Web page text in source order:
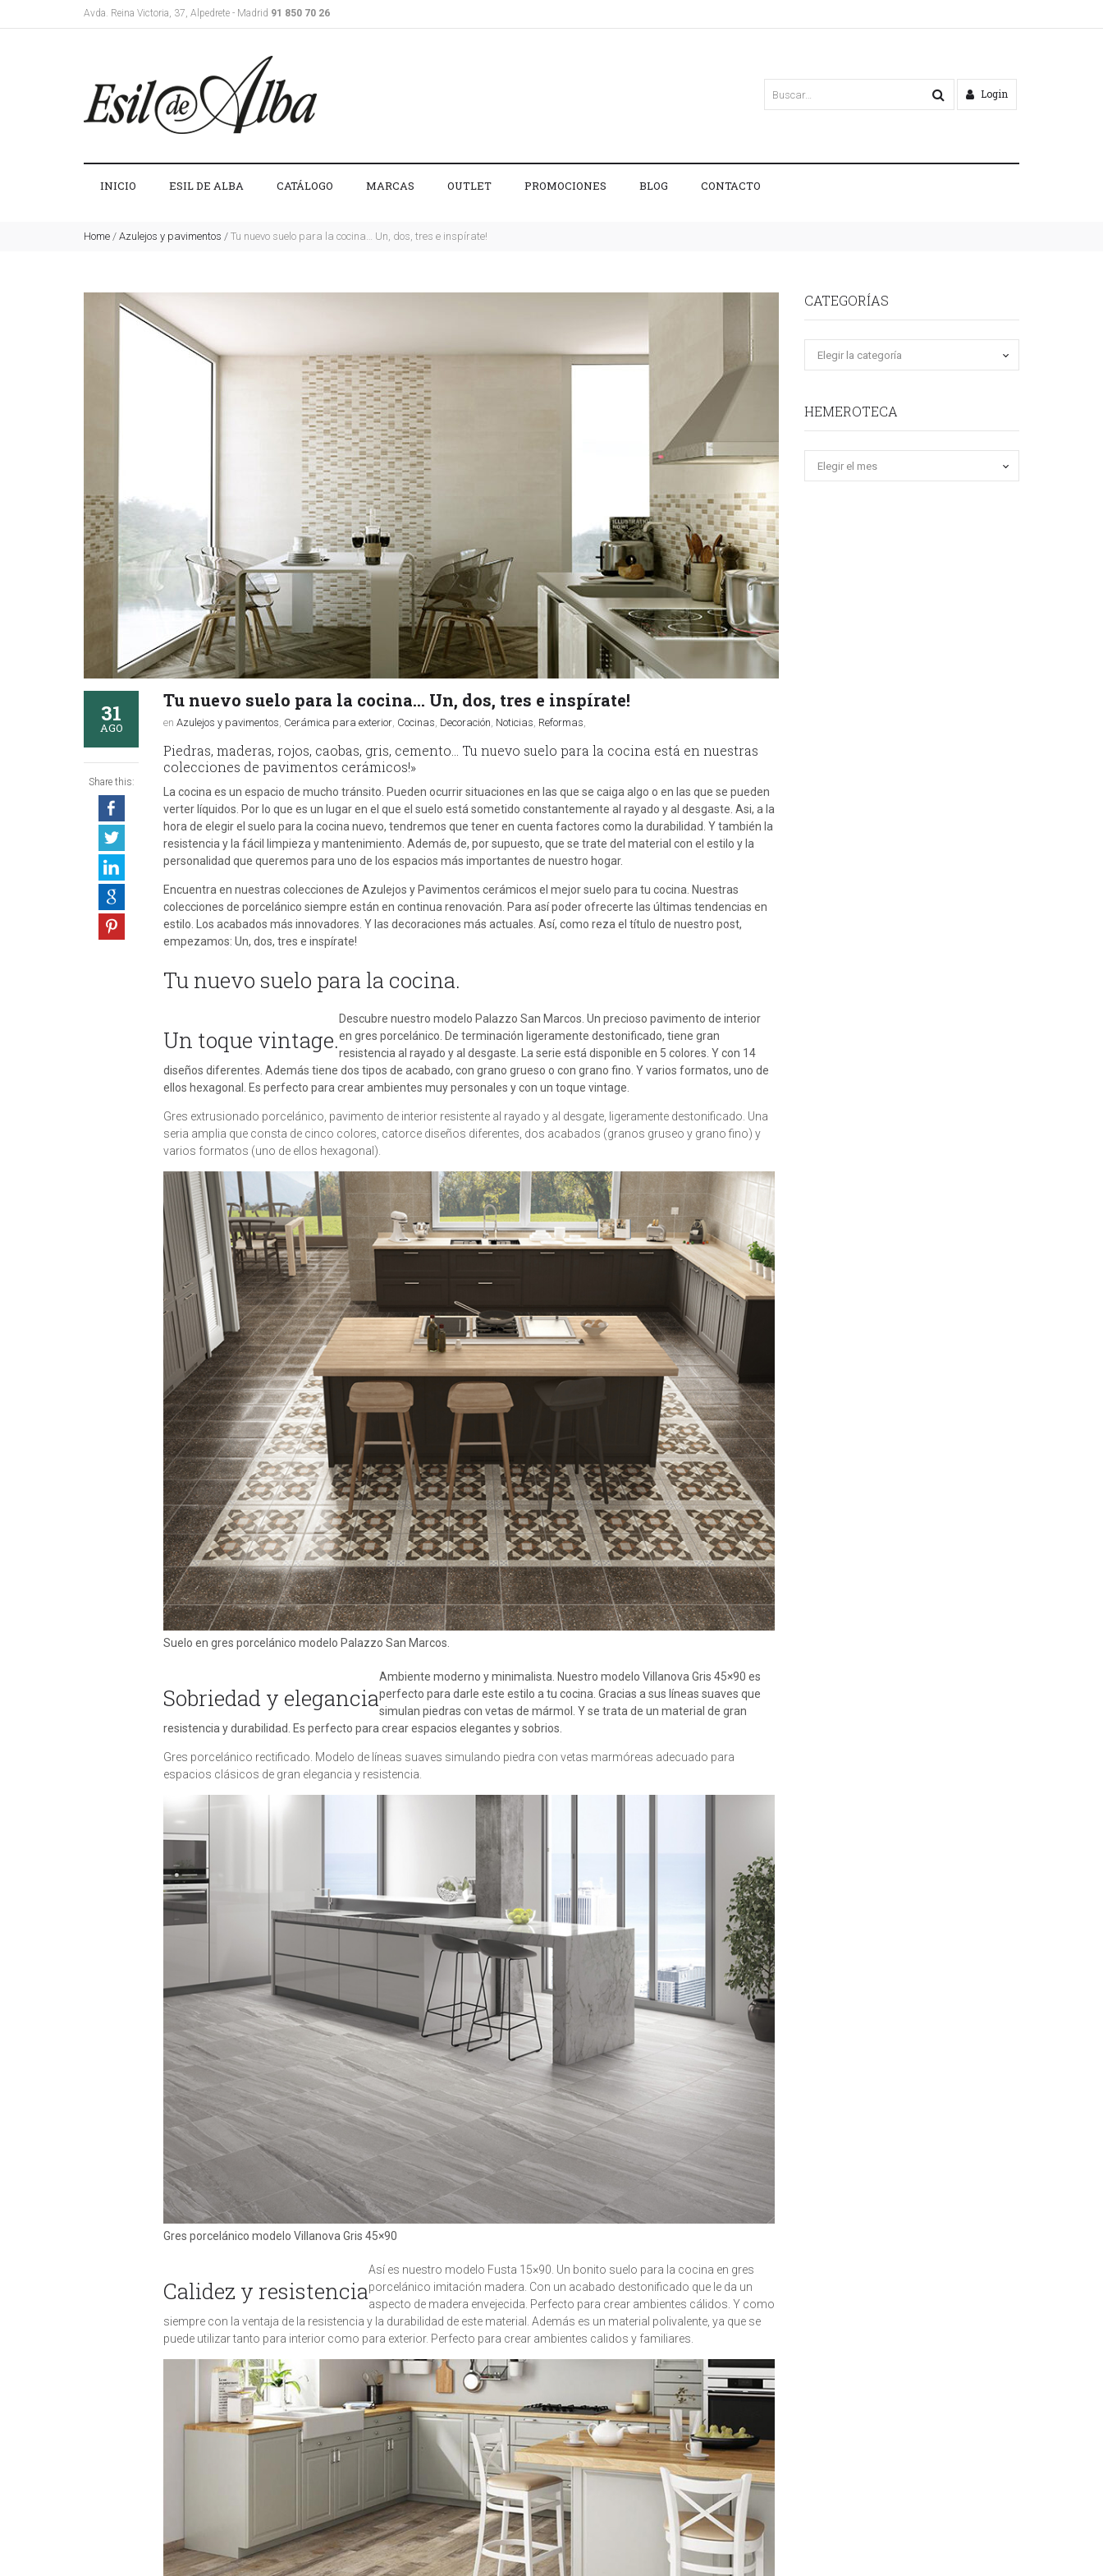
Avda. Reina Victoria, 37, Alpedrete - Madrid 91 850 70 26
Login
INICIO ESIL DE ALBA CATÁLOGO MARCAS OUTLET PROMOCIONES BLOG CONTACTO
Home / Azulejos y pavimentos / Tu nuevo suelo para la cocina… Un, dos, tres e inspírate!
CATEGORÍAS
HEMEROTECA
31
AGO
Share this:
Tu nuevo suelo para la cocina… Un, dos, tres e inspírate!
en Azulejos y pavimentos, Cerámica para exterior, Cocinas, Decoración, Noticias, Reformas,
Piedras, maderas, rojos, caobas, gris, cemento… Tu nuevo suelo para la cocina está en nuestras
colecciones de pavimentos cerámicos!»
La cocina es un espacio de mucho tránsito. Pueden ocurrir situaciones en las que se caiga algo o en las que se pueden
verter líquidos. Por lo que es un lugar en el que el suelo está sometido constantemente al rayado y al desgaste. Asi, a la
hora de elegir el suelo para la cocina nuevo, tendremos que tener en cuenta factores como la durabilidad. Y también la
resistencia y la fácil limpieza y mantenimiento. Además de, por supuesto, que se trate del material con el estilo y la
personalidad que queremos para uno de los espacios más importantes de nuestro hogar.
Encuentra en nuestras colecciones de Azulejos y Pavimentos cerámicos el mejor suelo para tu cocina. Nuestras
colecciones de porcelánico siempre están en continua renovación. Para así poder ofrecerte las últimas tendencias en
estilo. Los acabados más innovadores. Y las decoraciones más actuales. Así, como reza el título de nuestro post,
empezamos: Un, dos, tres e inspírate!
Tu nuevo suelo para la cocina.
Un toque vintage.
Descubre nuestro modelo Palazzo San Marcos. Un precioso pavimento de interior
en gres porcelánico. De terminación ligeramente destonificado, tiene gran
resistencia al rayado y al desgaste. La serie está disponible en 5 colores. Y con 14
diseños diferentes. Además tiene dos tipos de acabado, con grano grueso o con grano fino. Y varios formatos, uno de
ellos hexagonal. Es perfecto para crear ambientes muy personales y con un toque vintage.
Gres extrusionado porcelánico, pavimento de interior resistente al rayado y al desgate, ligeramente destonificado. Una
seria amplia que consta de cinco colores, catorce diseños diferentes, dos acabados (granos gruseo y grano fino) y
varios formatos (uno de ellos hexagonal).
Suelo en gres porcelánico modelo Palazzo San Marcos.
Sobriedad y elegancia
Ambiente moderno y minimalista. Nuestro modelo Villanova Gris 45×90 es
perfecto para darle este estilo a tu cocina. Gracias a sus líneas suaves que
simulan piedras con vetas de mármol. Y se trata de un material de gran
resistencia y durabilidad. Es perfecto para crear espacios elegantes y sobrios.
Gres porcelánico rectificado. Modelo de líneas suaves simulando piedra con vetas marmóreas adecuado para
espacios clásicos de gran elegancia y resistencia.
Gres porcelánico modelo Villanova Gris 45×90
Calidez y resistencia
Así es nuestro modelo Fusta 15×90. Un bonito suelo para la cocina en gres
porcelánico imitación madera. Con un acabado destonificado que le da un
aspecto de madera envejecida. Perfecto para crear ambientes cálidos. Y como
siempre con la ventaja de la resistencia y la durabilidad de este material. Además es un material polivalente, ya que se
puede utilizar tanto para interior como para exterior. Perfecto para crear ambientes calidos y familiares.